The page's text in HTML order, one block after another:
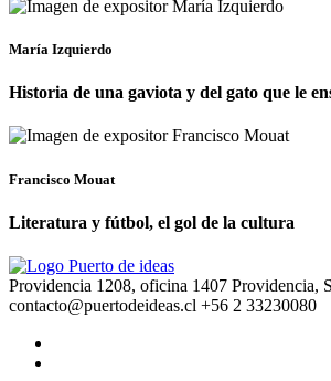
María Izquierdo
Historia de una gaviota y del gato que le
Francisco Mouat
Literatura y fútbol, el gol de la cultura
Providencia 1208, oficina 1407 Providencia,
contacto@puertodeideas.cl +56 2 33230080